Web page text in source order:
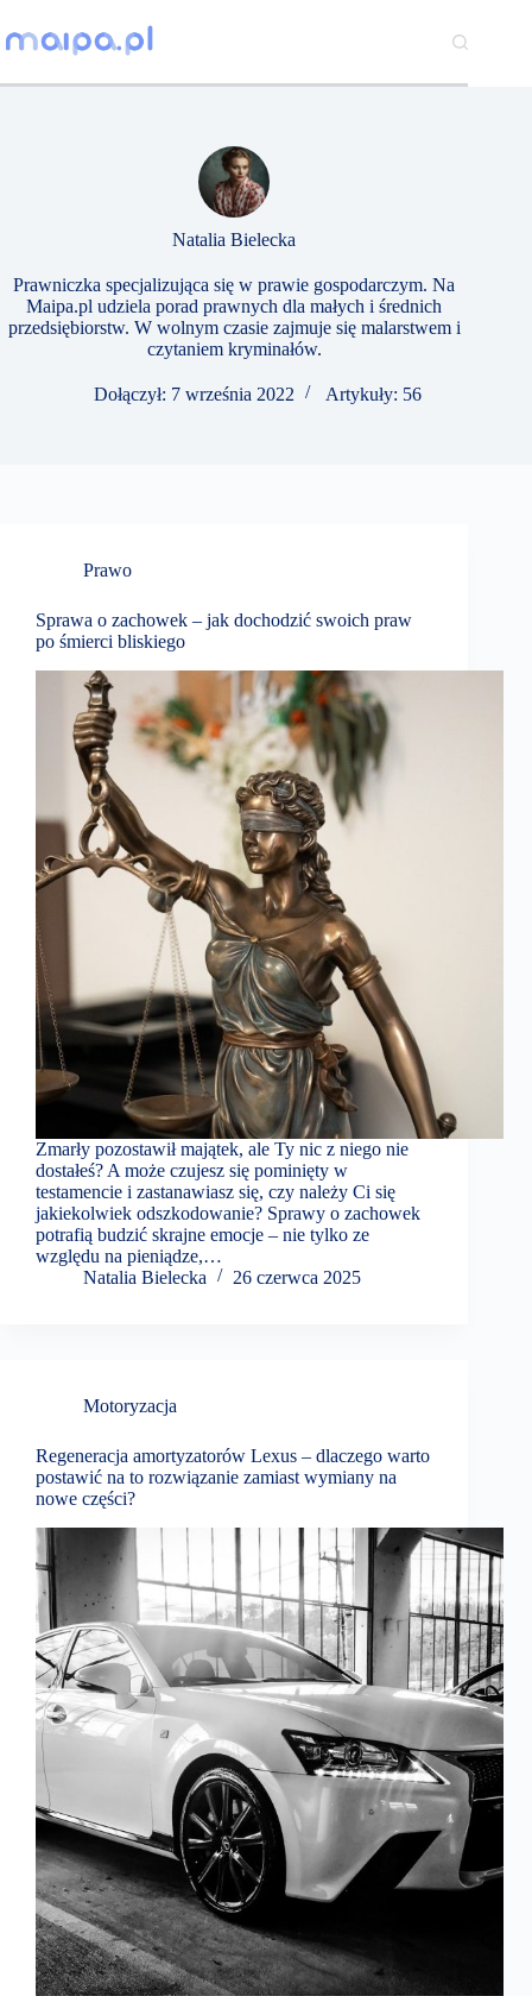
do
treści
Natalia Bielecka
Prawniczka specjalizująca się w prawie gospodarczym. Na
Maipa.pl udziela porad prawnych dla małych i średnich
przedsiębiorstw. W wolnym czasie zajmuje się malarstwem i
czytaniem kryminałów.
Dołączył: 7 września 2022 Artykuły: 56
Prawo
Sprawa o zachowek – jak dochodzić swoich praw
po śmierci bliskiego
Zmarły pozostawił majątek, ale Ty nic z niego nie
dostałeś? A może czujesz się pominięty w
testamencie i zastanawiasz się, czy należy Ci się
jakiekolwiek odszkodowanie? Sprawy o zachowek
potrafią budzić skrajne emocje – nie tylko ze
względu na pieniądze,…
Natalia Bielecka
26 czerwca 2025
Motoryzacja
Regeneracja amortyzatorów Lexus – dlaczego warto
postawić na to rozwiązanie zamiast wymiany na
nowe części?